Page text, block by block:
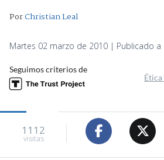
PorChristian Leal
Martes 02 marzo de 2010 | Publicado a
Seguimos criterios de
Ética
1112
visitas